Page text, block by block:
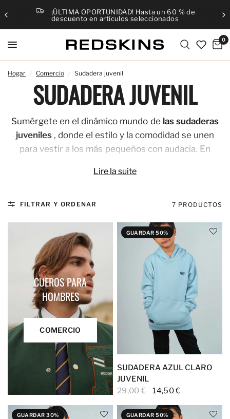
¡ÚLTIMA OPORTUNIDAD! Hasta un 60 % de
descuento en artículos seleccionados
0
Hogar / Comercio / Sudadera juvenil
SUDADERA JUVENIL
Sumérgete en el dinámico mundo de las sudaderas
juveniles, donde el estilo y la comodidad se unen
para vestir a los más pequeños con audacia. En
espíritu aventurero e inconformista que ha
1984. Descubre modelos que combinan creatividad
destacar.
Lire la suite
FILTRAR Y ORDENAR 7 PRODUCTOS
CUEROS PARA
HOMBRES
COMERCIO
GUARDAR 50%
SUDADERA AZUL CLARO
JUVENIL
29,00 € 14,50 €
GUARDAR 30% GUARDAR 50%